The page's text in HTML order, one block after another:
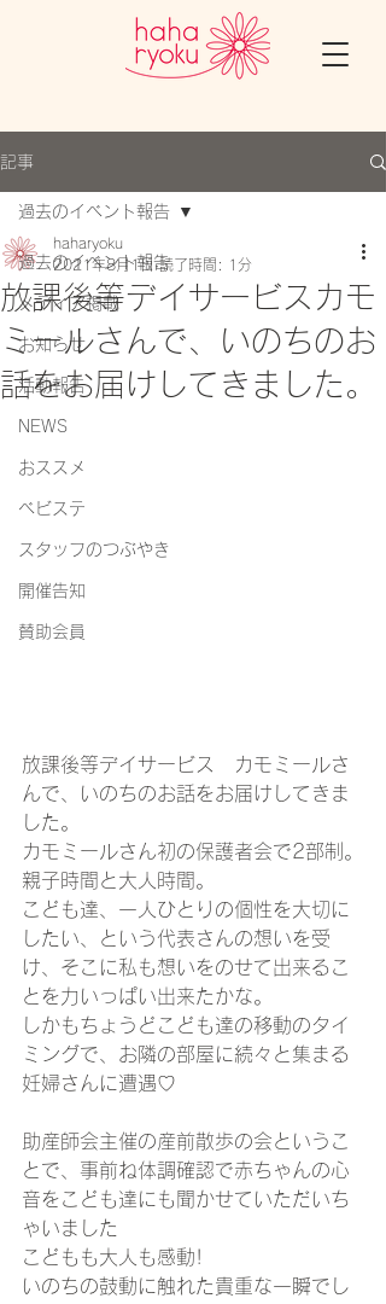
記事
過去のイベント報告
メディア掲載
お知らせ
活動報告
NEWS
おススメ
ベビステ
スタッフのつぶやき
開催告知
賛助会員
過去のイベント報告
放課後等デイサービスカモ
ミールさんで、いのちのお
話をお届けしてきました。
haharyoku
2021年8月1日 読了時間: 1分
放課後等デイサービス　カモミールさ
んで、いのちのお話をお届けしてきま
した。
カモミールさん初の保護者会で2部制。
親子時間と大人時間。
こども達、一人ひとりの個性を大切に
したい、という代表さんの想いを受
け、そこに私も想いをのせて出来るこ
とを力いっぱい出来たかな。
しかもちょうどこども達の移動のタイ
ミングで、お隣の部屋に続々と集まる
妊婦さんに遭遇♡
助産師会主催の産前散歩の会というこ
とで、事前ね体調確認で赤ちゃんの心
音をこども達にも聞かせていただいち
ゃいました
こどもも大人も感動!
いのちの鼓動に触れた貴重な一瞬でし